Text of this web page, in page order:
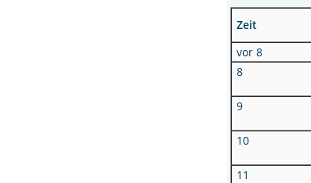
Zeit
vor 8
8
9
10
11